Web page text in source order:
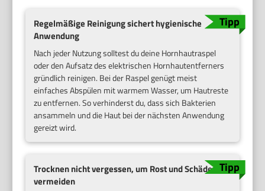
Regelmäßige Reinigung sichert hygienische
Anwendung
Nach jeder Nutzung solltest du deine Hornhautraspel
oder den Aufsatz des elektrischen Hornhautentferners
gründlich reinigen. Bei der Raspel genügt meist
einfaches Abspülen mit warmem Wasser, um Hautreste
zu entfernen. So verhinderst du, dass sich Bakterien
ansammeln und die Haut bei der nächsten Anwendung
gereizt wird.
Trocknen nicht vergessen, um Rost und Schäden zu
vermeiden